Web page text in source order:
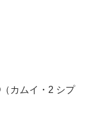
カムイ・2 シプ